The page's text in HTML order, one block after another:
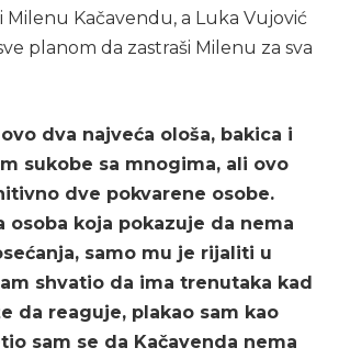
Milenu Kačavendu, a Luka Vujović
planom da zastraši Milenu za sva
dva najveća ološa, bakica i
sukobe sa mnogima, ali ovo
dve pokvarene osobe.
osoba koja pokazuje da nema
samo mu je rijaliti u
shvatio da ima trenutaka kad
da reaguje, plakao sam kao
sam se da Kačavenda nema